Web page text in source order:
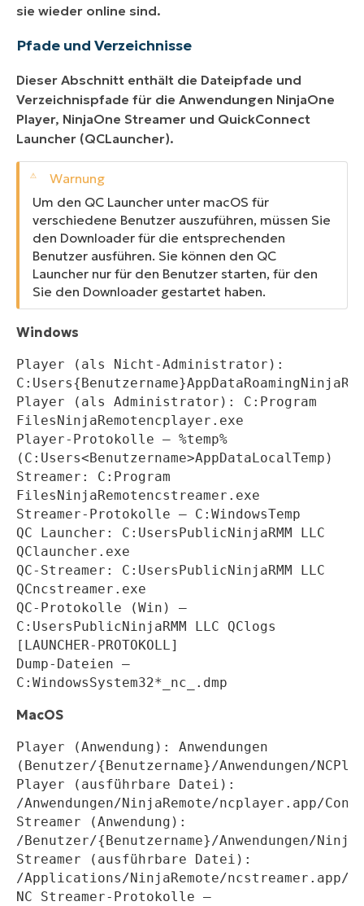
sie wieder online sind.
Pfade und Verzeichnisse
Dieser Abschnitt enthält die Dateipfade und
Verzeichnispfade für die Anwendungen NinjaOne
Player, NinjaOne Streamer und QuickConnect
Launcher (QCLauncher).
Um den QC Launcher unter macOS für
verschiedene Benutzer auszuführen, müssen Sie
den Downloader für die entsprechenden
Benutzer ausführen. Sie können den QC
Launcher nur für den Benutzer starten, für den
Sie den Downloader gestartet haben.
Windows
Player (als Nicht-Administrator):
Player (als Administrator): C:Program
FilesNinjaRemotencplayer.exe
Player-Protokolle — %temp%
(C:Users<Benutzername>AppDataLocalTemp)
Streamer: C:Program
FilesNinjaRemotencstreamer.exe
Streamer-Protokolle — C:WindowsTemp
QC Launcher: C:UsersPublicNinjaRMM LLC
QClauncher.exe
QC-Streamer: C:UsersPublicNinjaRMM LLC
QCncstreamer.exe
QC-Protokolle (Win) —
C:UsersPublicNinjaRMM LLC QClogs
[LAUNCHER-PROTOKOLL]
Dump-Dateien —
C:WindowsSystem32*_nc_.dmp
MacOS
Player (Anwendung): Anwendungen
(Benutzer/{Benutzername}/Anwendungen/
Player (ausführbare Datei):
/Anwendungen/NinjaRemote/ncplayer.app/
Streamer (Anwendung):
/Benutzer/{Benutzername}/Anwendungen/
Streamer (ausführbare Datei):
/Applications/NinjaRemote/ncstreamer.app/
NC Streamer-Protokolle –